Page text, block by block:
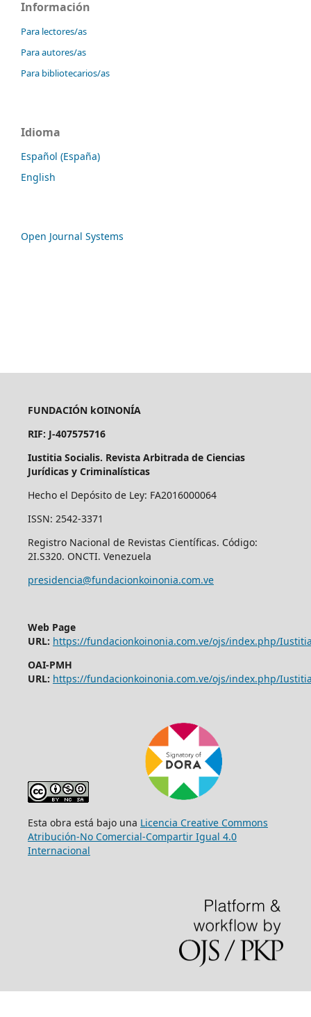
Información
Para lectores/as
Para autores/as
Para bibliotecarios/as
Idioma
Español (España)
English
Open Journal Systems
FUNDACIÓN kOINONÍA
RIF: J-407575716
Iustitia Socialis. Revista Arbitrada de Ciencias
Jurídicas y Criminalísticas
Hecho el Depósito de Ley: FA2016000064
ISSN: 2542-3371
Registro Nacional de Revistas Científicas. Código:
2I.S320. ONCTI. Venezuela
presidencia@fundacionkoinonia.com.ve
Web Page
URL: https://fundacionkoinonia.com.ve/ojs/index.php/
OAI-PMH
URL: https://fundacionkoinonia.com.ve/ojs/index.php/
Esta obra está bajo una Licencia Creative Commons
Atribución-No Comercial-Compartir Igual 4.0
Internacional